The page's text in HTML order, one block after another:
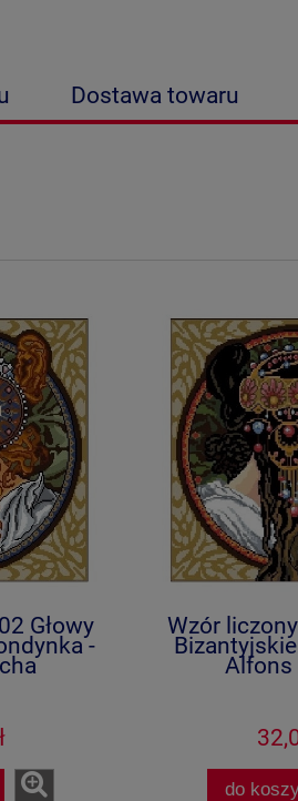
Dostawa towaru
Głowy
-
Wzór
Alfons
do